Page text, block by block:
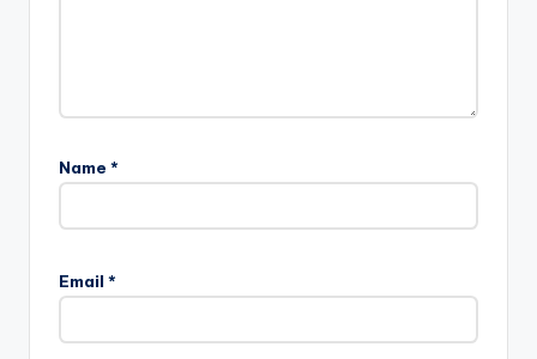
Name *
Email *